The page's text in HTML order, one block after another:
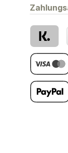
Kredit-
Klarna